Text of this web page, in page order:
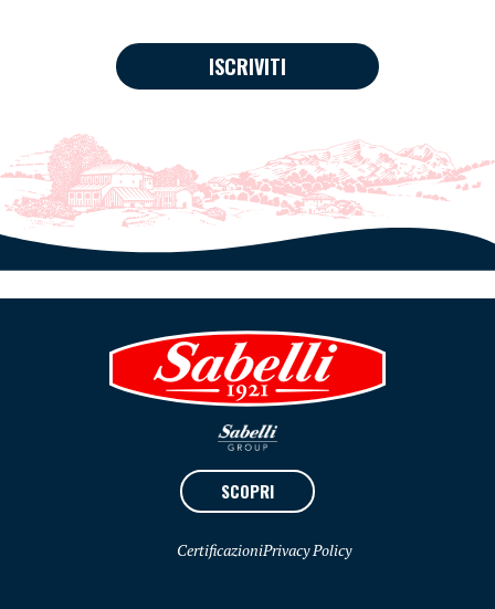
ISCRIVITI
SCOPRI
CertificazioniPrivacy Policy